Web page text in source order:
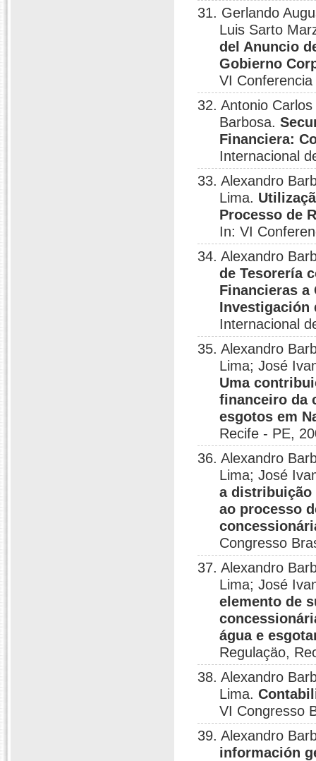
31. Gerlando
Luis Sarto
del Anuncio
Gobierno
VI
32. Antonio
Barbosa.
Financiera:
Internacional
33. Alexandro
Lima.
Processo de
In: VI
34. Alexandro
de Tesorería
Financieras a
Investigación
Internacional
35. Alexandro
Lima; José
Uma
financeiro da
esgotos em
Recife - PE,
36. Alexandro
Lima; José
a distribuição
ao processo
Congresso
37. Alexandro
Lima; José
elemento de
água e
Regulaçäo,
38. Alexandro
Lima.
VI Congresso
39. Alexandro
información